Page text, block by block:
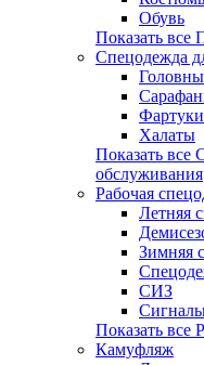
Обувь
Показать все
Спецодежда
Фартуки
Халаты
Показать все
обслуживания
Рабочая
Летняя
Зимняя
СИЗ
Показать все
Камуфляж